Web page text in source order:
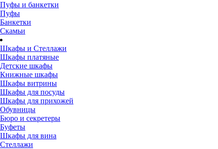
Пуфы и банкетки
Пуфы
Банкетки
Скамьи
Шкафы и Стеллажи
Шкафы платяные
Детские шкафы
Книжные шкафы
Шкафы витрины
Шкафы для посуды
Шкафы для прихожей
Обувницы
Бюро и секретеры
Буфеты
Шкафы для вина
Стеллажи